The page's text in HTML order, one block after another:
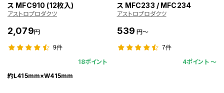
ス MFC910 (12枚入)
アストロプロダクツ
2,079円
9件
18ポイント
約L415mm×W415mm
ス MFC233 / MFC234
アストロプロダクツ
539 円～
7件
4ポイント 〜